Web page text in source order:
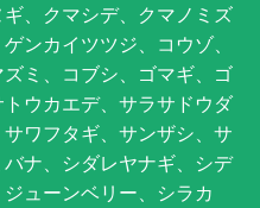
、クマシデ、クマノミズ
ンカイツツジ、コウゾ、
ミ、コブシ、ゴマギ、ゴ
ウカエデ、サラサドウダ
ワフタギ、サンザシ、サ
ナ、シダレヤナギ、シデ
ューンベリー、シラカ